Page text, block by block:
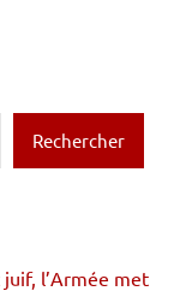
Rechercher
l’Armée met